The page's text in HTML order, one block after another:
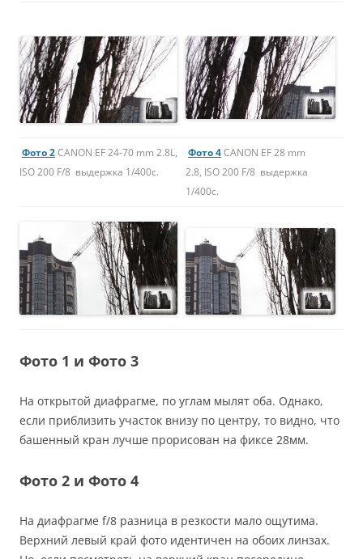
Фото 2CANON EF 24-70 mm 2.8L,
ISO 200 F/8 выдержка 1/400с.
Фото 4CANON EF 28 mm
2.8, ISO 200 F/8 выдержка
1/400с.
Фото 1 и Фото 3
На открытой диафрагме, по углам мылят оба. Однако,
если приблизить участок внизу по центру, то видно, что
башенный кран лучше прорисован на фиксе 28мм.
Фото 2 и Фото 4
На диафрагме f/8 разница в резкости мало ощутима.
Верхний левый край фото идентичен на обоих линзах.